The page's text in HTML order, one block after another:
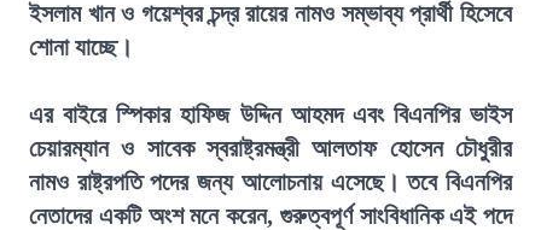
ইসলাম খান ও গয়েশ্বর চন্দ্র রায়ের নামও সম্ভাব্য প্রার্থী হিসেবে
শোনা যাচ্ছে।
এর বাইরে স্পিকার হাফিজ উদ্দিন আহমদ এবং বিএনপির ভাইস
চেয়ারম্যান ও সাবেক স্বরাষ্ট্রমন্ত্রী আলতাফ হোসেন চৌধুরীর
নামও রাষ্ট্রপতি পদের জন্য আলোচনায় এসেছে। তবে বিএনপির
নেতাদের একটি অংশ মনে করেন, গুরুত্বপূর্ণ সাংবিধানিক এই পদে